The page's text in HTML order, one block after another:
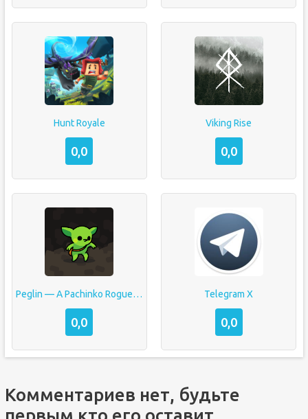
Hunt Royale
0,0
Viking Rise
0,0
Peglin — A Pachinko Roguelike
0,0
Telegram X
0,0
Комментариев нет, будьте